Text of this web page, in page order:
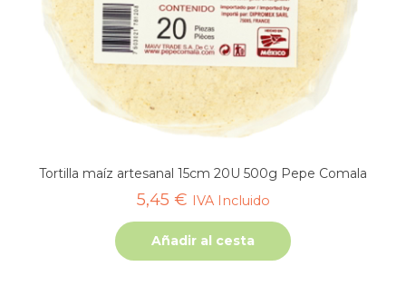
Tortilla maíz artesanal 15cm 20U 500g Pepe Comala
5,45 € IVA Incluido
Añadir al cesta